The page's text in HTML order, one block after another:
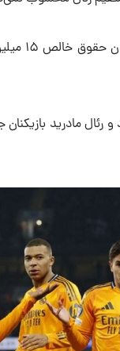
دلیل
مادرید